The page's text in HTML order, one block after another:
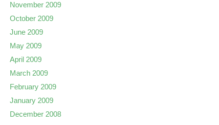
November 2009
October 2009
June 2009
May 2009
April 2009
March 2009
February 2009
January 2009
December 2008